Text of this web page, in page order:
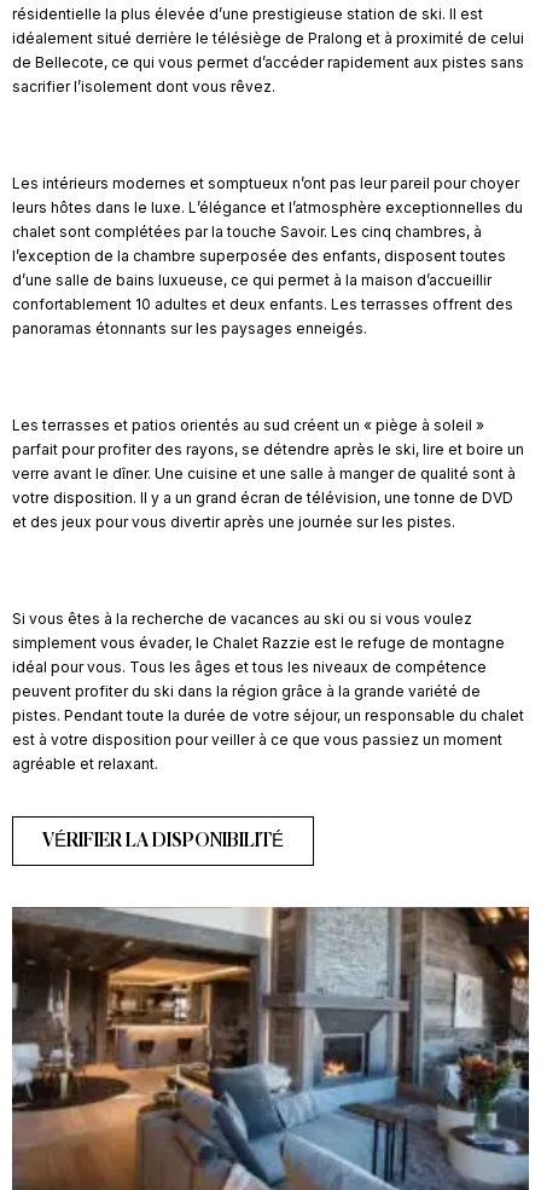
résidentielle la plus élevée d’une prestigieuse station de ski. Il est
idéalement situé derrière le télésiège de Pralong et à proximité de celui
de Bellecote, ce qui vous permet d’accéder rapidement aux pistes sans
sacrifier l’isolement dont vous rêvez.
Les intérieurs modernes et somptueux n’ont pas leur pareil pour choyer
leurs hôtes dans le luxe. L’élégance et l’atmosphère exceptionnelles du
chalet sont complétées par la touche Savoir. Les cinq chambres, à
l’exception de la chambre superposée des enfants, disposent toutes
d’une salle de bains luxueuse, ce qui permet à la maison d’accueillir
confortablement 10 adultes et deux enfants. Les terrasses offrent des
panoramas étonnants sur les paysages enneigés.
Les terrasses et patios orientés au sud créent un « piège à soleil »
parfait pour profiter des rayons, se détendre après le ski, lire et boire un
verre avant le dîner. Une cuisine et une salle à manger de qualité sont à
votre disposition. Il y a un grand écran de télévision, une tonne de DVD
et des jeux pour vous divertir après une journée sur les pistes.
Si vous êtes à la recherche de vacances au ski ou si vous voulez
simplement vous évader, le Chalet Razzie est le refuge de montagne
idéal pour vous. Tous les âges et tous les niveaux de compétence
peuvent profiter du ski dans la région grâce à la grande variété de
pistes. Pendant toute la durée de votre séjour, un responsable du chalet
est à votre disposition pour veiller à ce que vous passiez un moment
agréable et relaxant.
VÉRIFIER LA DISPONIBILITÉ